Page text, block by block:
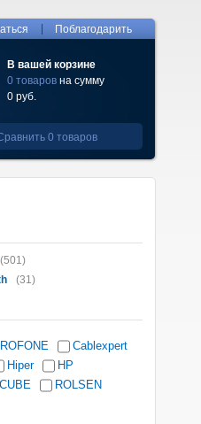
Поблагодарить
В вашей корзине
0 товаров на сумму
0 руб.
0 товаров
(501)
(31)
Cablexpert
Hiper
HP
ROLSEN